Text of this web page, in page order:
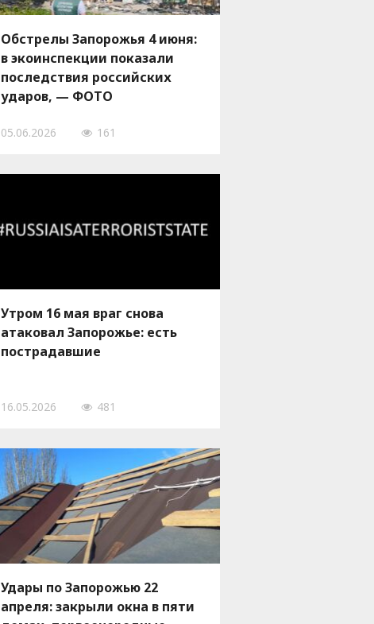
Обстрелы Запорожья 4 июня:
в экоинспекции показали
последствия российских
ударов, — ФОТО
05.06.2026 161
Утром 16 мая враг снова
атаковал Запорожье: есть
пострадавшие
16.05.2026 481
Удары по Запорожью 22
апреля: закрыли окна в пяти